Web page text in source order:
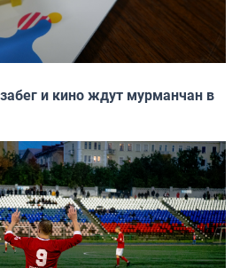
и кино ждут мурманчан в